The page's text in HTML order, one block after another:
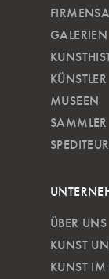
GALERIEN
KÜNSTLER
MUSEEN
SAMMLER
ÜBER UNS
KUNST
KUNST IM